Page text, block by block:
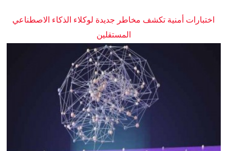
اختبارات أمنية تكشف مخاطر جديدة لوكلاء الذكاء الاصطناعي
المستقلين